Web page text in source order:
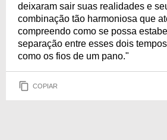
deixaram sair suas realidades e
combinação tão harmoniosa que
compreendo como se possa
separação entre esses dois
como os fios de um pano."
COPIAR